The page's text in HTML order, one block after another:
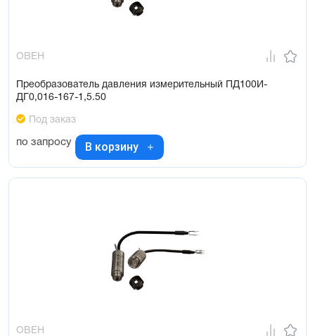
ОВЕН
Преобразователь давления измерительный ПД100И-
ДГ0,016-167-1,5.50
Под заказ
по запросу В корзину
ОВЕН